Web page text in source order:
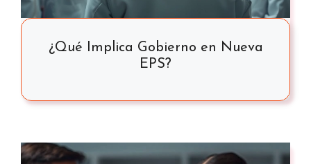
¿Qué Implica Gobierno en Nueva
EPS?